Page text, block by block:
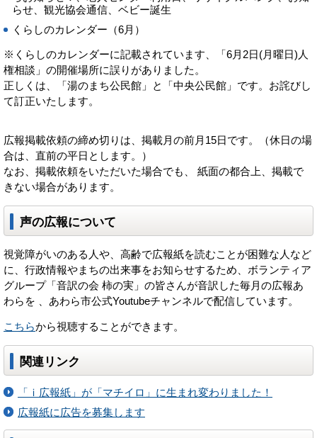
らせ、観光協会通信、ベビー誕生
くらしのカレンダー（6月）
※くらしのカレンダーに記載されています、「6月2日(月曜日)人
権相談」の開催場所に誤りがありました。
正しくは、「湯のまち公民館」と「中央公民館」です。お詫びし
て訂正いたします。
広報掲載依頼の締め切りは、掲載月の前月15日です。（休日の場
合は、直前の平日とします。）
なお、掲載依頼をいただいた場合でも、 紙面の都合上、掲載で
きない場合があります。
声の広報について
視覚障がいのある人や、高齢で広報紙を読むことが困難な人など
に、行政情報やまちの出来事をお知らせするため、ボランティア
グループ「音訳の会 柿の実」の皆さんが音訳した毎月の広報あ
わらを 、あわら市公式Youtubeチャンネルで配信しています。
こちらから視聴することができます。
関連リンク
「ｉ広報紙」が「マチイロ」に生まれ変わりました！
広報紙に広告を募集します